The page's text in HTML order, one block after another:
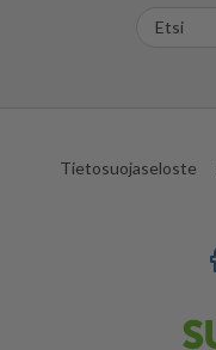
Tietosuojaseloste